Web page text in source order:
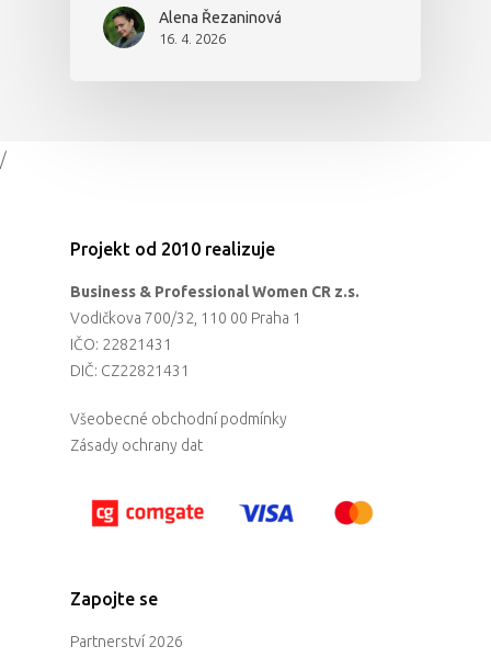
Alena Řezaninová
16. 4. 2026
/
Projekt od 2010 realizuje
Business & Professional Women CR z.s.
Vodičkova 700/32, 110 00 Praha 1
IČO: 22821431
DIČ: CZ22821431
Všeobecné obchodní podmínky
Zásady ochrany dat
Zapojte se
Partnerství 2026